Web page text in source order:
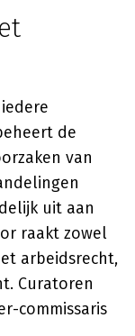
de
van
uit aan
raakt zowel
arbeidsrecht,
Curatoren
commissaris